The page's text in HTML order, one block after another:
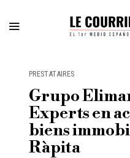
PRESTATAIRES
Grupo
Experts en
biens
Ràpita